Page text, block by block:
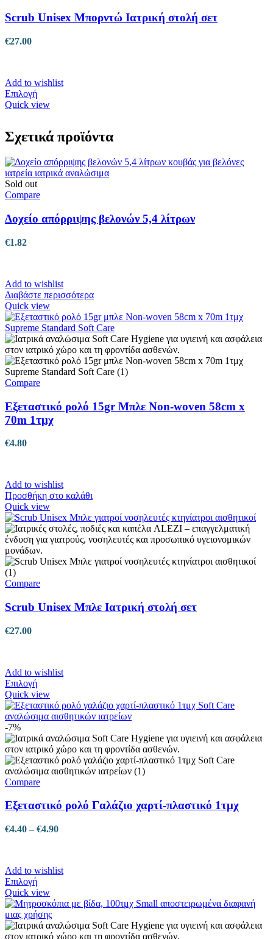
στη
σελίδα
Scrub Unisex Μπορντώ Ιατρική στολή σετ
€27.00
Add to wishlist
ΕπιλογήΑυτό
το
πολλαπλές
παραλλαγές.
Οι
επιλογές
μπορούν
να
επιλεγούν
σελίδα
Quick view
Σχετικά προϊόντα
Sold out
Compare
Δοχείο απόρριψης βελονών 5,4 λίτρων
€1.82
Add to wishlist
Διαβάστε περισσότερα
Quick view
Compare
Εξεταστικό ρολό 15gr Μπλε Non-woven 58cm x
70m 1τμχ
€4.80
Add to wishlist
Προσθήκη στο καλάθι
Quick view
Compare
Scrub Unisex Μπλε Ιατρική στολή σετ
€27.00
Add to wishlist
ΕπιλογήΑυτό
το
προϊόν
έχει
παραλλαγές.
Οι
επιλογές
μπορούν
να
στη
του
Quick view
-7%
Compare
Εξεταστικό ρολό Γαλάζιο χαρτί-πλαστικό 1τμχ
€4.40 – €4.90Price
€4.90
Add to wishlist
ΕπιλογήΑυτό
το
προϊόν
έχει
πολλαπλές
παραλλαγές.
Quick view